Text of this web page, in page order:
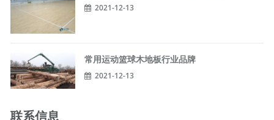
2021-12-13
常用运动篮球木地板行业品牌
2021-12-13
联系信息